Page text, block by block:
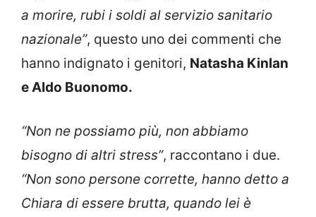
a morire, rubi i soldi al servizio sanitario
nazionale”, questo uno dei commenti che
hanno indignato i genitori, Natasha Kinlan
e Aldo Buonomo.
“Non ne possiamo più, non abbiamo
bisogno di altri stress”, raccontano i due.
“Non sono persone corrette, hanno detto a
Chiara di essere brutta, quando lei è